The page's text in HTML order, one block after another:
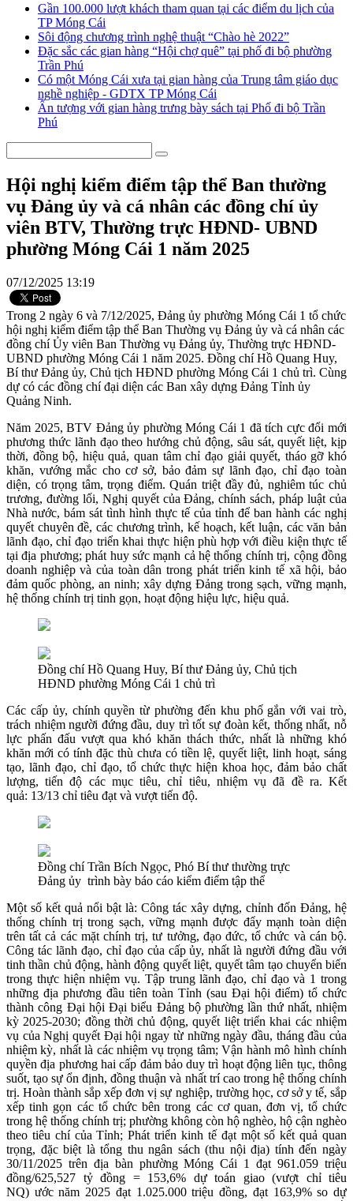
Gần 100.000 lượt khách tham quan tại các điểm du lịch của
TP Móng Cái
Sôi động chương trình nghệ thuật “Chào hè 2022”
Đặc sắc các gian hàng “Hội chợ quê” tại phố đi bộ phường
Trần Phú
Có một Móng Cái xưa tại gian hàng của Trung tâm giáo dục
nghề nghiệp - GDTX TP Móng Cái
Ấn tượng với gian hàng trưng bày sách tại Phố đi bộ Trần
Phú
Hội nghị kiểm điểm tập thể Ban thường
vụ Đảng ủy và cá nhân các đồng chí ủy
viên BTV, Thường trực HĐND- UBND
phường Móng Cái 1 năm 2025
07/12/2025 13:19
Trong 2 ngày 6 và 7/12/2025, Đảng ủy phường Móng Cái 1 tổ chức
hội nghị kiểm điểm tập thể Ban Thường vụ Đảng ủy và cá nhân các
đồng chí Ủy viên Ban Thường vụ Đảng ủy, Thường trực HĐND-
UBND phường Móng Cái 1 năm 2025. Đồng chí Hồ Quang Huy,
Bí thư Đảng ủy, Chủ tịch HĐND phường Móng Cái 1 chủ trì. Cùng
dự có các đồng chí đại diện các Ban xây dựng Đảng Tỉnh ủy
Quảng Ninh.
Năm 2025, BTV Đảng ủy phường Móng Cái 1 đã tích cực đổi mới
phương thức lãnh đạo theo hướng chủ động, sâu sát, quyết liệt, kịp
thời, đồng bộ, hiệu quả, quan tâm chỉ đạo giải quyết, tháo gỡ khó
khăn, vướng mắc cho cơ sở, bảo đảm sự lãnh đạo, chỉ đạo toàn
diện, có trọng tâm, trọng điểm. Quán triệt đầy đủ, nghiêm túc chủ
trương, đường lối, Nghị quyết của Đảng, chính sách, pháp luật của
Nhà nước, bám sát tình hình thực tế của tỉnh để ban hành các nghị
quyết chuyên đề, các chương trình, kế hoạch, kết luận, các văn bản
lãnh đạo, chỉ đạo triển khai thực hiện phù hợp với điều kiện thực tế
tại địa phương; phát huy sức mạnh cả hệ thống chính trị, cộng đồng
doanh nghiệp và của toàn dân trong phát triển kinh tế xã hội, bảo
đảm quốc phòng, an ninh; xây dựng Đảng trong sạch, vững mạnh,
hệ thống chính trị tinh gọn, hoạt động hiệu lực, hiệu quả.
Đồng chí Hồ Quang Huy, Bí thư Đảng ủy, Chủ tịch
HĐND phường Móng Cái 1 chủ trì
Các cấp ủy, chính quyền từ phường đến khu phố gắn với vai trò,
trách nhiệm người đứng đầu, duy trì tốt sự đoàn kết, thống nhất, nỗ
lực phấn đấu vượt qua khó khăn thách thức, nhất là những khó
khăn mới có tính đặc thù chưa có tiền lệ, quyết liệt, linh hoạt, sáng
tạo, lãnh đạo, chỉ đạo, tổ chức thực hiện khoa học, đảm bảo chất
lượng, tiến độ các mục tiêu, chỉ tiêu, nhiệm vụ đã đề ra. Kết
quả: 13/13 chỉ tiêu đạt và vượt tiến độ.
Đồng chí Trần Bích Ngọc, Phó Bí thư thường trực
Đảng ủy trình bày báo cáo kiểm điểm tập thể
Một số kết quả nổi bật là: Công tác xây dựng, chỉnh đốn Đảng, hệ
thống chính trị trong sạch, vững mạnh được đẩy mạnh toàn diện
trên tất cả các mặt chính trị, tư tưởng, đạo đức, tổ chức và cán bộ.
Công tác lãnh đạo, chỉ đạo của cấp ủy, nhất là người đứng đầu với
tinh thần chủ động, hành động quyết liệt, quyết tâm tạo chuyển biến
trong thực hiện nhiệm vụ. Tập trung lãnh đạo, chỉ đạo và 1 trong
những địa phương đầu tiên toàn Tỉnh (sau Đại hội điểm) tổ chức
thành công Đại hội Đại biểu Đảng bộ phường lần thứ nhất, nhiệm
kỳ 2025-2030; đồng thời chủ động, quyết liệt triển khai các nhiệm
vụ của Nghị quyết Đại hội ngay từ những ngày đầu, tháng đầu của
nhiệm kỳ, nhất là các nhiệm vụ trọng tâm; Vận hành mô hình chính
quyền địa phương hai cấp đảm bảo duy trì hoạt động liên tục, thông
suốt, tạo sự ổn định, đồng thuận và nhất trí cao trong hệ thống chính
trị. Hoàn thành sắp xếp đơn vị sự nghiệp, trường học, cơ sở y tế, sắp
xếp tinh gọn các tổ chức bên trong các cơ quan, đơn vị, tổ chức
trong hệ thống chính trị; phường không còn hộ nghèo, hộ cận nghèo
theo tiêu chí của Tỉnh; Phát triển kinh tế đạt một số kết quả quan
trọng, đặc biệt là tổng thu ngân sách (thu nội địa) tính đến ngày
30/11/2025 trên địa bàn phường Móng Cái 1 đạt 961.059 triệu
đồng/625,527 tỷ đồng = 153,6% dự toán giao (vượt chỉ tiêu
NQ) ước năm 2025 đạt 1.025.000 triệu đồng, đạt 163,9% so dự